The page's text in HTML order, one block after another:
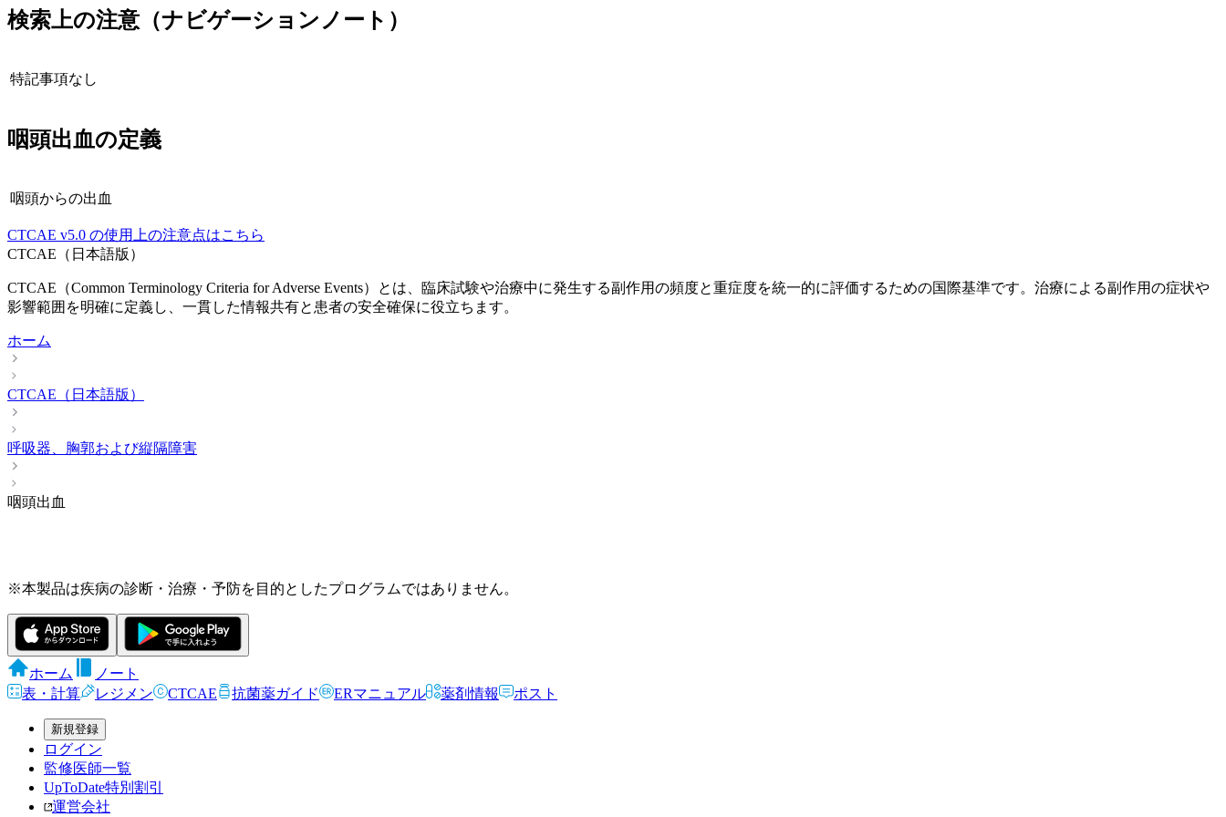
検索上の注意（ナビゲーションノート）
特記事項なし
咽頭出血の定義
咽頭からの出血
CTCAE v5.0 の使用上の注意点はこちら
CTCAE（日本語版）
CTCAE（Common Terminology Criteria for Adverse Events）とは、臨床試験や治療中に発生する副作用の頻度と重症度を統一的に評価するための国際基準です。治療による副作用の症状や
影響範囲を明確に定義し、一貫した情報共有と患者の安全確保に役立ちます。
ホーム
CTCAE（日本語版）
呼吸器、胸郭および縦隔障害
咽頭出血
※本製品は疾病の診断・治療・予防を目的としたプログラムではありません。
ホーム
ノート
表・計算
レジメン CTCAE 抗菌薬ガイド ERマニュアル 薬剤情報 ポスト
新規登録
ログイン
監修医師一覧
UpToDate特別割引
運営会社